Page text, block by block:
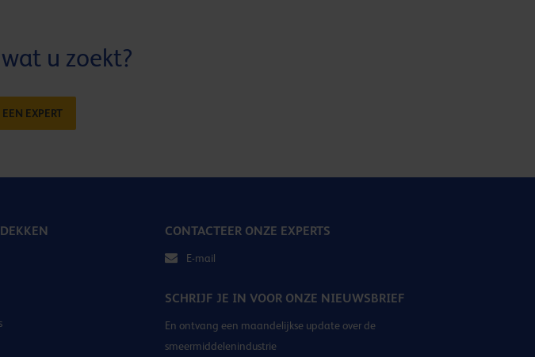
u zoekt?
EXPERT
CONTACTEER ONZE EXPERTS
E-mail
SCHRIJF JE IN VOOR ONZE NIEUWSBRIEF
En ontvang een maandelijkse update over de
smeermiddelenindustrie